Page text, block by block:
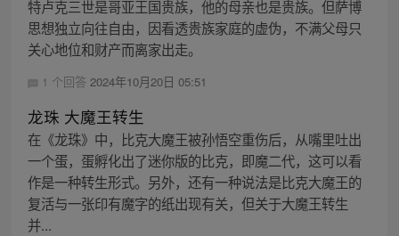
特卢克三世是哥亚王国贵族，他的母亲也是贵族。但萨博
思想独立向往自由，因看透贵族家庭的虚伪，不满父母只
关心地位和财产而离家出走。
1 个回答 2024年10月20日 05:51
龙珠 大魔王转生
在《龙珠》中，比克大魔王被孙悟空重伤后，从嘴里吐出
一个蛋，蛋孵化出了迷你版的比克，即魔二代，这可以看
作是一种转生形式。另外，还有一种说法是比克大魔王的
复活与一张印有魔字的纸出现有关，但关于大魔王转生
并...